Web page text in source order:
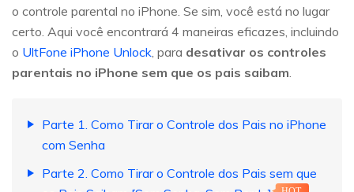
o controle parental no iPhone. Se sim, você está no lugar
certo. Aqui você encontrará 4 maneiras eficazes, incluindo
o UltFone iPhone Unlock, para desativar os controles
parentais no iPhone sem que os pais saibam.
Parte 1. Como Tirar o Controle dos Pais no iPhone
com Senha
Parte 2. Como Tirar o Controle dos Pais sem que